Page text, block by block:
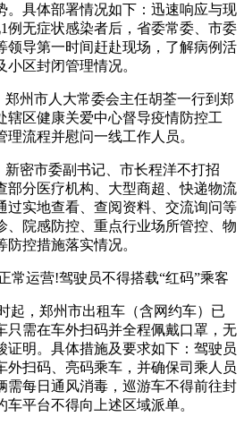
。具体部署情况如下：迅速响应与现
例无症状感染者后，省委常委、市委
领导第一时间赶赴现场，了解病例活
区封闭管理情况。
郑州市人大常委会主任胡荃一行到郑
辖区健康关爱中心督导疫情防控工
流程并慰问一线工作人员。
新密市委副书记、市长程洋不打招
部分医疗机构、大型商超、快递物流
过实地查看、查阅资料、交流询问等
、院感防控、重点行业场所管控、物
控措施落实情况。
常运营!驾驶员不得搭载“红码”乘客
起，郑州市出租车（含网约车）已
只需在车外扫码并全程佩戴口罩，无
证明。具体措施及要求如下：驾驶员
外扫码、亮码乘车，并确保司乘人员
需每日通风消毒，巡游车不得前往封
平台不得向上述区域派单。